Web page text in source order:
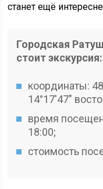
станет ещё
Городская
стоит экскурсия:
координаты:
14°17′47″
время
18:00;
стоимость